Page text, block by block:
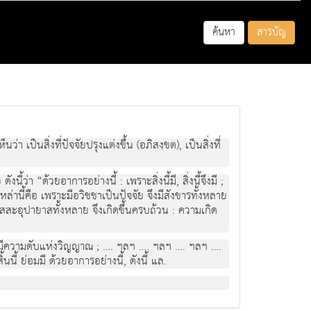
ค้นหา สารบัญ
ว่า เป็นสิ่งที่ปัจจัยปรุงแต่งขึ้น (อภิสงฺขต), เป็นสิ่งที่
นี้ว่า “ด้วยอาการอย่างนี้ : เพราะสิ่งนี้มี, สิ่งนี้จึงมี ;
านี้คือ เพราะมีอวิชชาเป็นปัจจัย จึงมีสังขารทั้งหลาย
อุปายาสทั้งหลาย จึงเกิดขึ้นครบถ้วน : ความเกิด
งมีความดับแห่งวิญญาณ ; …. ฯลฯ …. ฯลฯ …. ฯลฯ ….
นี้ ย่อมมี ด้วยอาการอย่างนี้, ดังนี้ แล.